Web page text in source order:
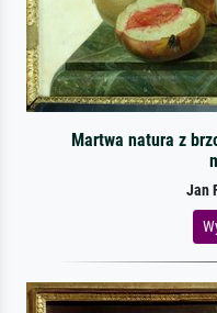
Martwa natura z
Jan